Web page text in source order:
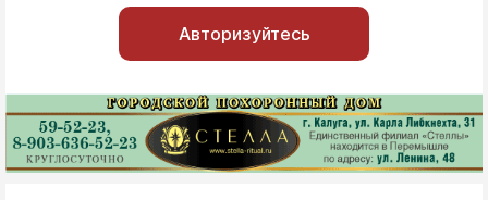
Авторизуйтесь